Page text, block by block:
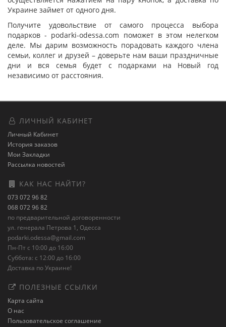
Украине займет от одного дня.
Получите удовольствие от самого процесса выбора
подарков - podarki-odessa.com поможет в этом нелегком
деле. Мы дарим возможность порадовать каждого члена
семьи, коллег и друзей – доверьте нам ваши праздничные
дни и вся семья будет с подарками на Новый год
независимо от расстояния.
ЛИЧНЫЙ КАБИНЕТ
Личный Кабинет
История заказов
Мои Закладки
Рассылка новостей
КАК НАС НАЙТИ?
073 072 96 82
068 072 96 82
по предварительной договоренности
ул. генерала Петрова 1, Одесса
podarki.odessa@gmail.com
Пн-Пт с 10:00 до 16:00
Суббота: с 12:00 до 16:00
Доставка по Украине!
ПОЛЕЗНЫЕ ССЫЛКИ
Карта сайта
О нас
Пользовательское соглашение